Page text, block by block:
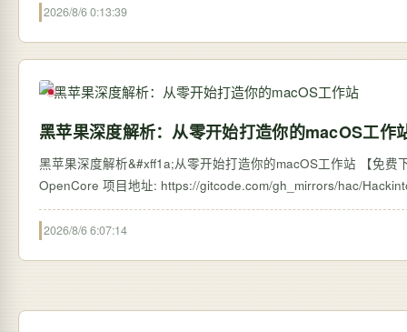
2026/8/6 0:13:39
黑苹果深度解析：从零开始打造你的macOS工作
黑苹果深度解析&#xff1a;从零开始打造你的macOS工作站 【免
2026/8/6 6:07:14